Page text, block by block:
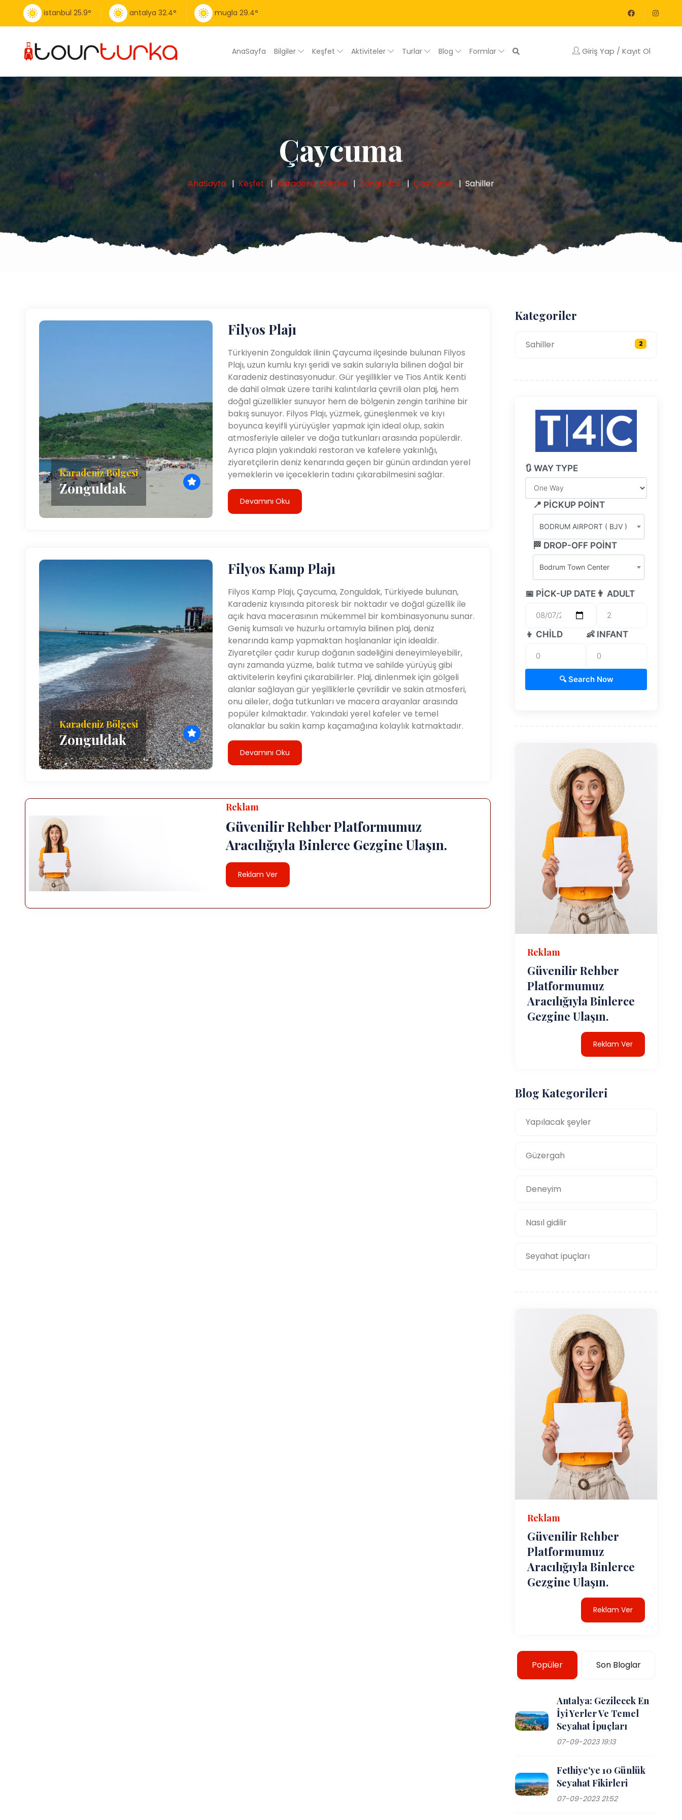
istanbul 25.9° antalya 32.4° mugla 29.4°
AnaSayfa Bilgiler Keşfet Aktiviteler Turlar Blog Formlar Giriş Yap / Kayıt Ol
Çaycuma
AnaSayfa Keşfet Karadeniz bölgesi Zonguldak Çaycuma Sahiller
Karadeniz Bölgesi
Zonguldak
Filyos Plajı
Türkiyenin Zonguldak ilinin Çaycuma ilçesinde bulunan Filyos
Plajı, uzun kumlu kıyı şeridi ve sakin sularıyla bilinen doğal bir
Karadeniz destinasyonudur. Gür yeşillikler ve Tios Antik Kenti
de dahil olmak üzere tarihi kalıntılarla çevrili olan plaj, hem
doğal güzellikler sunuyor hem de bölgenin zengin tarihine bir
bakış sunuyor. Filyos Plajı, yüzmek, güneşlenmek ve kıyı
boyunca keyifli yürüyüşler yapmak için ideal olup, sakin
atmosferiyle aileler ve doğa tutkunları arasında popülerdir.
Ayrıca plajın yakındaki restoran ve kafelere yakınlığı,
ziyaretçilerin deniz kenarında geçen bir günün ardından yerel
yemeklerin ve içeceklerin tadını çıkarabilmesini sağlar.
Devamını Oku
Karadeniz Bölgesi
Zonguldak
Filyos Kamp Plajı
Filyos Kamp Plajı, Çaycuma, Zonguldak, Türkiyede bulunan,
Karadeniz kıyısında pitoresk bir noktadır ve doğal güzellik ile
açık hava macerasının mükemmel bir kombinasyonunu sunar.
Geniş kumsalı ve huzurlu ortamıyla bilinen plaj, deniz
kenarında kamp yapmaktan hoşlananlar için idealdir.
Ziyaretçiler çadır kurup doğanın sadeliğini deneyimleyebilir,
aynı zamanda yüzme, balık tutma ve sahilde yürüyüş gibi
aktivitelerin keyfini çıkarabilirler. Plaj, dinlenmek için gölgeli
alanlar sağlayan gür yeşilliklerle çevrilidir ve sakin atmosferi,
onu aileler, doğa tutkunları ve macera arayanlar arasında
popüler kılmaktadır. Yakındaki yerel kafeler ve temel
olanaklar bu sakin kamp kaçamağına kolaylık katmaktadır.
Devamını Oku
Reklam
Güvenilir Rehber Platformumuz
Aracılığıyla Binlerce Gezgine Ulaşın.
Reklam Ver
Kategoriler
Sahiller 2
🔃 WAY TYPE
📍 PICKUP POINT
BODRUM AIRPORT ( BJV )
🏁 DROP-OFF POINT
Bodrum Town Center
📅 PICK-UP DATE 👨 ADULT
👦 CHILD 👶 INFANT
🔍 Search Now
Reklam
Güvenilir Rehber
Platformumuz
Aracılığıyla Binlerce
Gezgine Ulaşın.
Reklam Ver
Blog Kategorileri
Yapılacak şeyler
Güzergah
Deneyim
Nasıl gidilir
Seyahat ipuçları
Reklam
Güvenilir Rehber
Platformumuz
Aracılığıyla Binlerce
Gezgine Ulaşın.
Reklam Ver
Popüler Son Bloglar
Antalya: Gezilecek En
İyi Yerler Ve Temel
Seyahat İpuçları
07-09-2023 19:13
Fethiye'ye 10 Günlük
Seyahat Fikirleri
07-09-2023 21:52